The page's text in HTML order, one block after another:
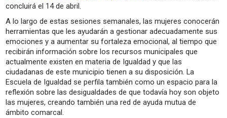
concluirá el 14 de abril.
A lo largo de estas sesiones semanales, las mujeres conocerán
herramientas que les ayudarán a gestionar adecuadamente sus
emociones y a aumentar su fortaleza emocional, al tiempo que
recibirán información sobre los recursos municipales que
actualmente existen en materia de Igualdad y que las
ciudadanas de este municipio tienen a su disposición. La
Escuela de Igualdad se perfila también como un espacio para la
reflexión sobre las desigualdades de que todavía hoy son objeto
las mujeres, creando también una red de ayuda mutua de
ámbito comarcal.